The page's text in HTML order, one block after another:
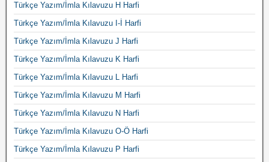
Türkçe Yazım/İmla Kılavuzu H Harfi
Türkçe Yazım/İmla Kılavuzu I-İ Harfi
Türkçe Yazım/İmla Kılavuzu J Harfi
Türkçe Yazım/İmla Kılavuzu K Harfi
Türkçe Yazım/İmla Kılavuzu L Harfi
Türkçe Yazım/İmla Kılavuzu M Harfi
Türkçe Yazım/İmla Kılavuzu N Harfi
Türkçe Yazım/İmla Kılavuzu O-Ö Harfi
Türkçe Yazım/İmla Kılavuzu P Harfi